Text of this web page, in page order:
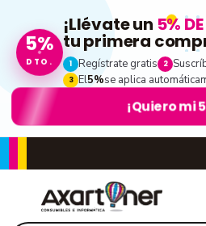
5%
DTO.
¡Llévate un 5%
tu primera
1 Regístrate gratis 2
3 El5%se aplica
¡Quiero mi